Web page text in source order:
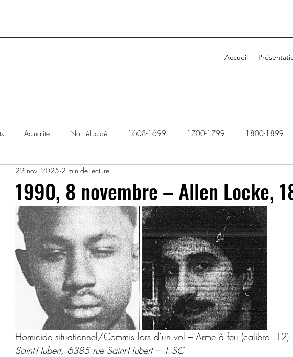
Accueil
Actualité Non élucidé 1608-1699 1700-1799 1800-1899
1929 1930-1939 1940-1949
1999 2000-2009 2010-2019 2020-2029 Dossiers rejetés
1990, 8 novembre – Allen Locke,
22 nov. 2025 2 min de lecture
Homicide situationnel/Commis lors d’un vol – Arme à feu (calibre .12)
Saint-Hubert, 6385 rue Saint-Hubert – 1 SC